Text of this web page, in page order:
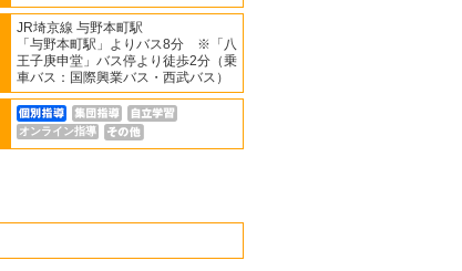
JR埼京線 与野本町駅
「与野本町駅」よりバス8分 ※「八
王子庚申堂」バス停より徒歩2分（乗
車バス：国際興業バス・西武バス）
オンライン指導